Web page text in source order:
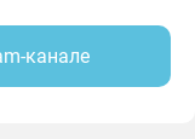
канале